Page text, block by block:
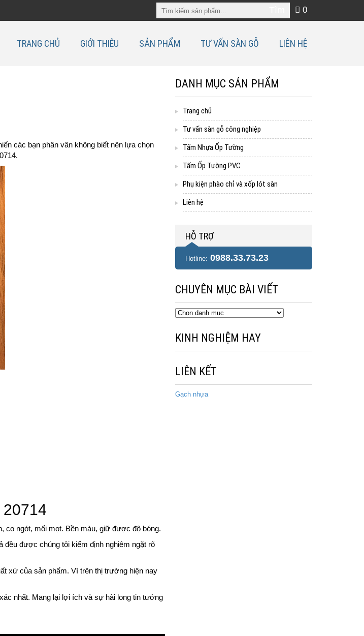
0
TRANG CHỦ GIỚI THIỆU SẢN PHẨM TƯ VẤN SÀN GỖ LIÊN HỆ
các bạn phân vân không biết nên lựa chọn
co ngót, mối mọt. Bền màu, giữ được độ bóng.
được chúng tôi kiểm định nghiêm ngặt rõ
xứ của sản phẩm. Vì trên thị trường hiện nay
nhất. Mang lại lợi ích và sự hài long tin tưởng
DANH MỤC SẢN PHẨM
Trang chủ
Tư vấn sàn gỗ công nghiệp
Tấm Nhựa Ốp Tường
Tấm Ốp Tường PVC
Phụ kiện phào chỉ và xốp lót sàn
Liên hệ
HỖ TRỢ
Hotline: 0988.33.73.23
CHUYÊN MỤC BÀI VIẾT
Chuyên
viết
KINH NGHIỆM HAY
LIÊN KẾT
Gạch nhựa